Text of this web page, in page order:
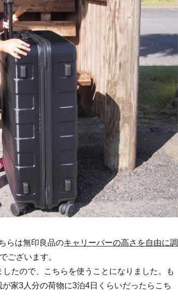
らは無印良品のキャリーバーの高さを自由に調
でございます。
たので、こちらを使うことになりました。も
家3人分の荷物に3泊4日くらいだったらこち